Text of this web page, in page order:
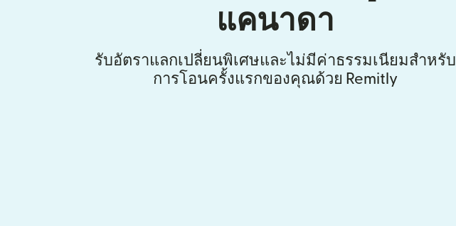
แคนาดา
รับอัตราแลกเปลี่ยนพิเศษและไม่มีค่าธรรมเนียมสำหรับ
การโอนครั้งแรกของคุณด้วย Remitly